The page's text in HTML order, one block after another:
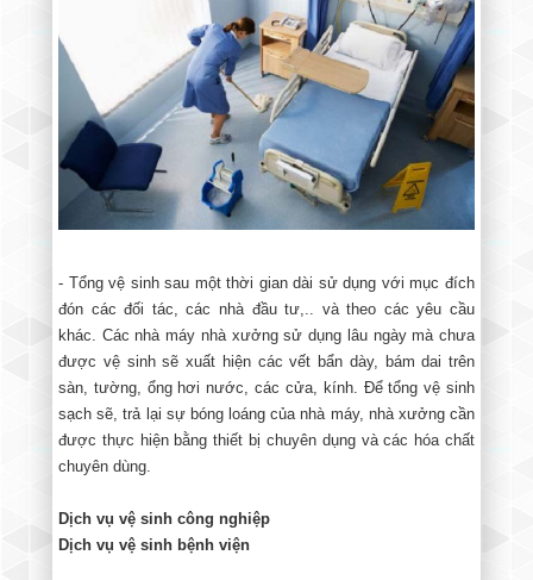
- Tổng vệ sinh sau một thời gian dài sử dụng với mục đích
đón các đối tác, các nhà đầu tư,.. và theo các yêu cầu
khác. Các nhà máy nhà xưởng sử dụng lâu ngày mà chưa
được vệ sinh sẽ xuất hiện các vết bẩn dày, bám dai trên
sàn, tường, ổng hơi nước, các cửa, kính. Để tổng vệ sinh
sạch sẽ, trả lại sự bóng loáng của nhà máy, nhà xưởng cần
được thực hiện bằng thiết bị chuyên dụng và các hóa chất
chuyên dùng.
Dịch vụ vệ sinh công nghiệp
Dịch vụ vệ sinh bệnh viện